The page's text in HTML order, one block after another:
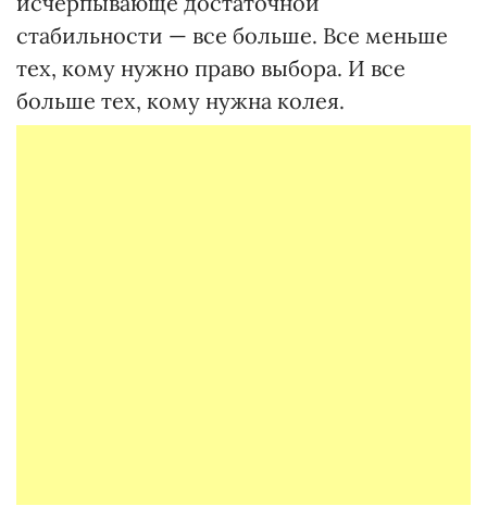
стабильности — все больше. Все меньше
тех, кому нужно право выбора. И все
больше тех, кому нужна колея.